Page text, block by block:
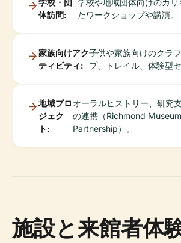
学校・団
体訪問:
学校や地域団体向けのカリ
たワークショップや講演。
家族向けアク
ティビティ:
子供や家族向けのクラ
プ、トレイル、体験型セ
地域プロ
ジェク
ト:
オーラルヒストリー、研究
の連携（Richmond
Partnership）。
施設と来館者体